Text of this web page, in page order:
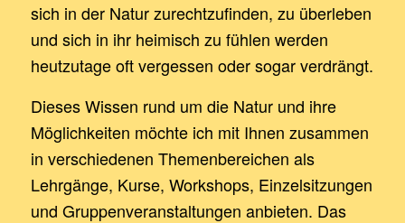
sich in der Natur zurechtzufinden, zu überleben
und sich in ihr heimisch zu fühlen werden
heutzutage oft vergessen oder sogar verdrängt.
Dieses Wissen rund um die Natur und ihre
Möglichkeiten möchte ich mit Ihnen zusammen
in verschiedenen Themenbereichen als
Lehrgänge, Kurse, Workshops, Einzelsitzungen
und Gruppenveranstaltungen anbieten. Das